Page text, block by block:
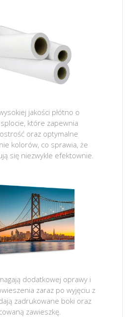
jakości płótno o
które zapewnia
oraz optymalne
kolorów, co sprawia, że
się niezwykle efektownie.
dodatkowej oprawy i
zaraz po wyjęciu z
zadrukowane boki oraz
zawieszkę.